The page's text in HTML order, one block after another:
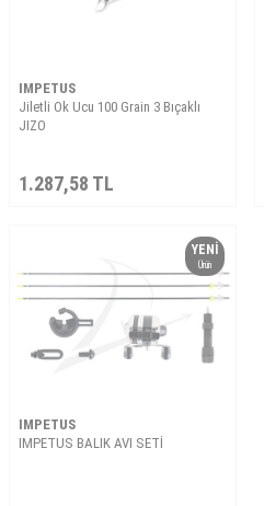
IMPETUS
Jiletli Ok Ucu 100 Grain 3 Bıçaklı
JIZO
1.287,58 TL
YENI
Ürün
IMPETUS
IMPETUS BALIK AVI SETİ